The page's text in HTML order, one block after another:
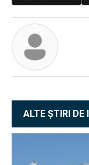
ALTE ȘTIRI DE